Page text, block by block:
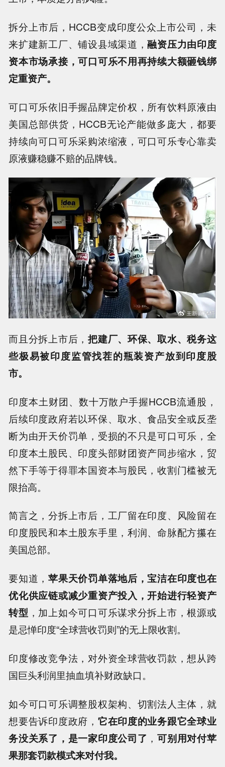
拆分上市后，HCCB变成印度公众上市公司，未
来扩建新工厂、铺设县域渠道，融资压力由印度
资本市场承接，可口可乐不用再持续大额砸钱绑
定重资产。
可口可乐依旧手握品牌定价权，所有饮料原液由
美国总部供货，HCCB无论产能做多庞大，都要
持续向可口可乐采购浓缩液，可口可乐专心靠卖
原液赚稳赚不赔的品牌钱。
而且分拆上市后，把建厂、环保、取水、税务这
些极易被印度监管找茬的瓶装资产放到印度股
市。
印度本土财团、数十万散户手握HCCB流通股，
后续印度政府若以环保、取水、食品安全或反垄
断为由开天价罚单，受损的不只是可口可乐，全
印度本土股民、印度头部财团资产同步缩水，贸
然下手等于得罪本国资本与股民，收割门槛被无
限抬高。
简言之，分拆上市后，工厂留在印度、风险留在
印度股民和本土股东手里，利润、命脉配方攥在
美国总部。
要知道，苹果天价罚单落地后，宝洁在印度也在
优化供应链或减少重资产投入，开始进行轻资产
转型 ，加上如今可口可乐谋求分拆上市，根源或
是忌惮印度“全球营收罚则”的无上限收割。
印度修改竞争法，对外资全球营收罚款，想从跨
国巨头利润里抽血填补财政缺口。
如今可口可乐调整股权架构、切割法人主体，就
想要告诉印度政府， 它在印度的业务跟它全球业
务没关系了，是一家印度公司了 ，可别用对付苹
果那套罚款模式来对付我。